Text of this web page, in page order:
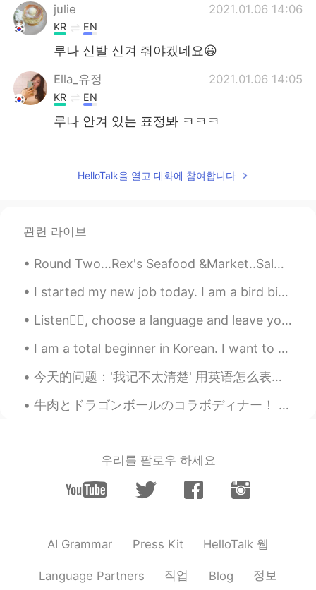
julie 2021.01.06 14:06
KR EN
루나 신발 신겨 줘야겠네요😃
Ella_유정 2021.01.06 14:05
KR EN
루나 안겨 있는 표정봐 ㅋㅋㅋ
KR JP
진짜 세상에서 제일 부럽다..
루시 2021.01.06 14:01
이두근 운동 ㅎㅎ 👍
KR EN
헐 멍뭉이 너무 귀여워요
2021.01.06 14:00
ㅋㅋㅋ 루나 귀여워
HelloTalk을 열고 대화에 참여합니다
관련 라이브
Round Two...Rex's Seafood &Market..Salmon Burger...Blackened Rexfish BLT Sandwich..Red beans and ...
I started my new job today. I am a bird biologist and my job is to count how many of each kind of...
Listen👂🏻, choose a language and leave your audio🔊. I will help with your pronunciation🙂. 🇺🇸Spri...
I am a total beginner in Korean. I want to understand Korean songs (all genres) and media. I will...
今天的问题：'我记不太清楚' 用英语怎么表达 I can't *really* remember (正常）**要强调的地方 I'm not sure I recall all too cle...
牛肉とドラゴンボールのコラボディナー！ 出でよ！神龍！という料理を事前に予約した！量がハンパないから、小食のお母さんと2人しか行かなかったし、他のもの全然食べられなかったww ドラゴンボールのフ...
우리를 팔로우 하세요
AI Grammar Press Kit HelloTalk 웹
Language Partners 직업 Blog 정보